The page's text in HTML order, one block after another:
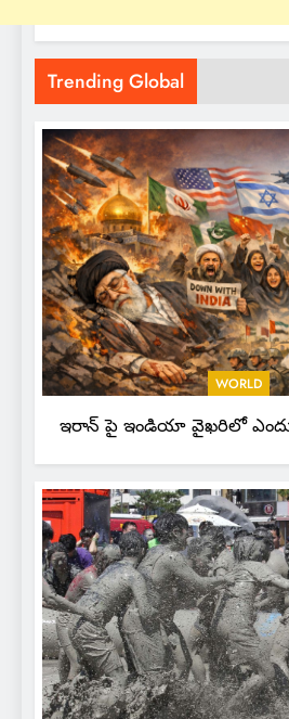
Trending Global
WORLD
ఇరాన్ పై ఇండియా వైఖరిలో